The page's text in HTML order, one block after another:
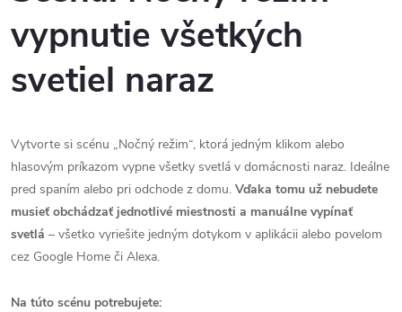
vypnutie všetkých
svetiel naraz
Vytvorte si scénu „Nočný režim“, ktorá jedným klikom alebo
hlasovým príkazom vypne všetky svetlá v domácnosti naraz. Ideálne
pred spaním alebo pri odchode z domu. Vďaka tomu už nebudete
musieť obchádzať jednotlivé miestnosti a manuálne vypínať
svetlá – všetko vyriešite jedným dotykom v aplikácii alebo povelom
cez Google Home či Alexa.
Na túto scénu potrebujete: